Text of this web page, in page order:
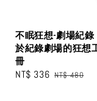
不眠狂想-劇場紀錄
於紀錄劇場的狂想
冊
Sale
NT$ 336 Regular
NT$ 480